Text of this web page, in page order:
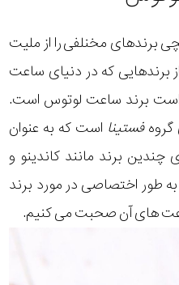
برندهای مخنلفی را از ملیت
که در دنیای ساعت
است برند ساعت لوتوس است.
گروهفستینا است که به عنوان
برند مانند کاندینو و
طور اختصاصی در مورد برند
های آن صحبت می کنیم.